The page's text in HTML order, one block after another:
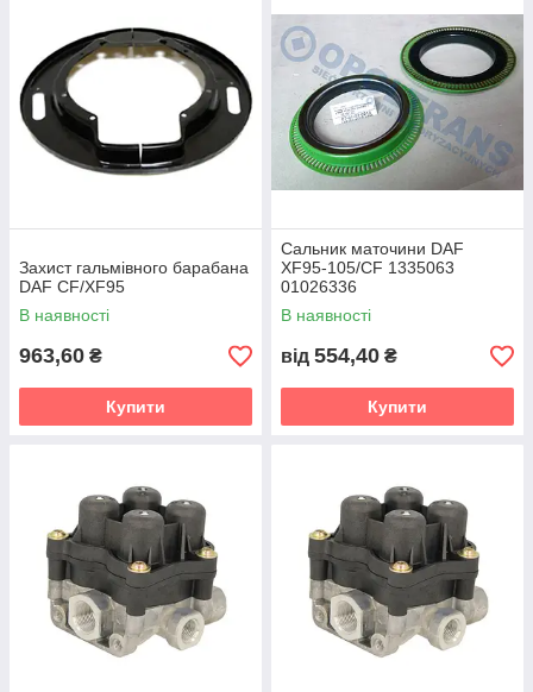
Захист гальмівного барабана
DAF CF/XF95
В наявності
963,60 ₴
Купити
Сальник маточини DAF
XF95-105/CF 1335063
01026336
В наявності
від 554,40 ₴
Купити